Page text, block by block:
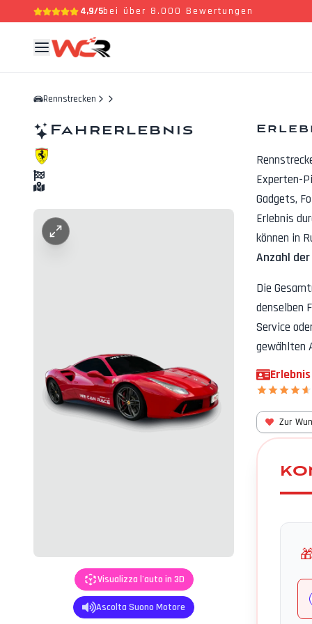
4,9/5bei über 8.000 Bewertungen
Rennstrecken
Fahrerlebnis
Visualizza l'auto in 3D
Ascolta Suono Motore
Experten-
Gadgets,
Erlebnis
können in
Anzahl
Die
denselben
Service
gewählten
Zur